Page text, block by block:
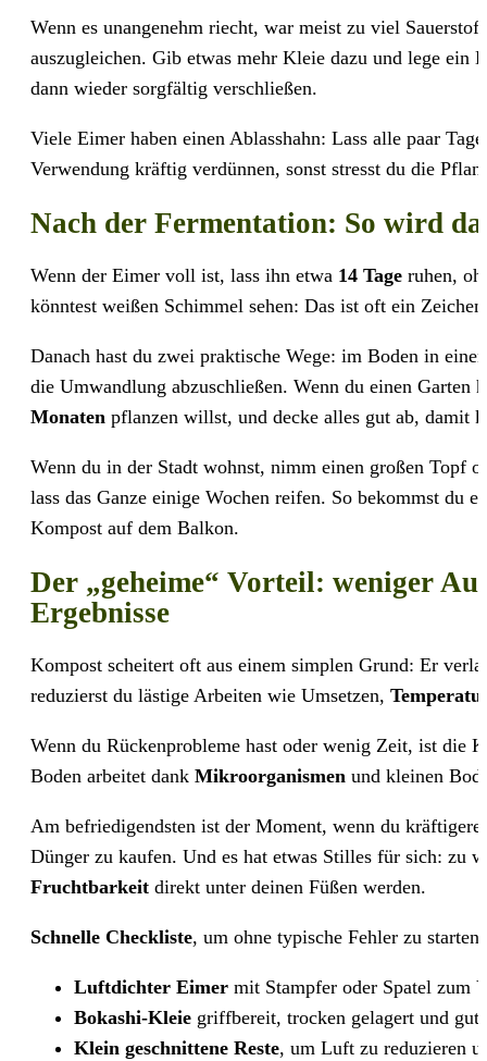
Wenn es unangenehm riecht, war meist zu viel
auszugleichen. Gib etwas mehr Kleie dazu und lege ein
dann wieder sorgfältig verschließen.
Viele Eimer haben einen Ablasshahn: Lass alle paar
Verwendung kräftig verdünnen, sonst stresst du die
Nach der Fermentation: So wird
Wenn der Eimer voll ist, lass ihn etwa 14 Tage ruhen,
könntest weißen Schimmel sehen: Das ist oft ein
Danach hast du zwei praktische Wege: im Boden in
die Umwandlung abzuschließen. Wenn du einen
Monaten pflanzen willst, und decke alles gut ab, damit
Wenn du in der Stadt wohnst, nimm einen großen Topf
lass das Ganze einige Wochen reifen. So bekommst du
Kompost auf dem Balkon.
Der „geheime“ Vorteil: weniger
Ergebnisse
Kompost scheitert oft aus einem simplen Grund: Er
reduzierst du lästige Arbeiten wie Umsetzen,
Wenn du Rückenprobleme hast oder wenig Zeit, ist die
Boden arbeitet dank Mikroorganismen und kleinen
Am befriedigendsten ist der Moment, wenn du
Dünger zu kaufen. Und es hat etwas Stilles für sich: zu
Fruchtbarkeit direkt unter deinen Füßen werden.
Schnelle Checkliste, um ohne typische Fehler zu starten:
Luftdichter Eimer mit Stampfer oder Spatel zum
Bokashi-Kleie griffbereit, trocken gelagert und gut
Klein geschnittene Reste, um Luft zu reduzieren